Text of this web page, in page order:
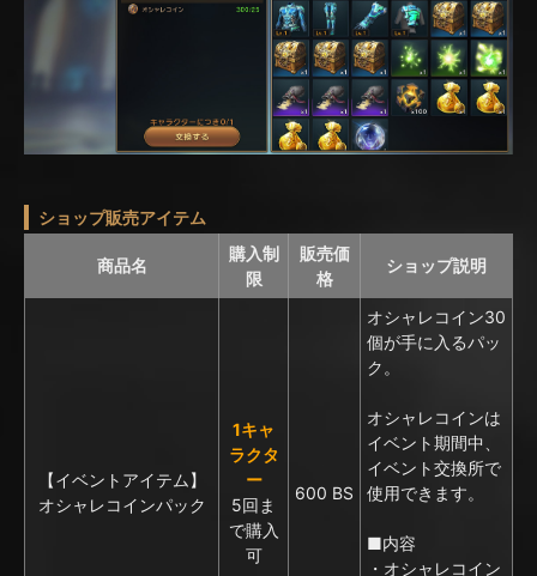
ショップ販売アイテム
商品名
購入制
限
販売価
格
ショップ説明
【イベントアイテム】
オシャレコインパック
1キャ
ラクタ
ー
5回ま
で購入
可
600 BS
オシャレコイン30
個が手に入るパッ
ク。
オシャレコインは
イベント期間中、
イベント交換所で
使用できます。
■内容
・オシャレコイン